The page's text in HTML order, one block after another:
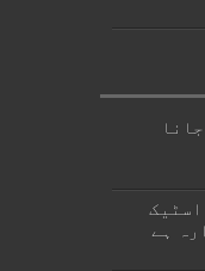
ہے